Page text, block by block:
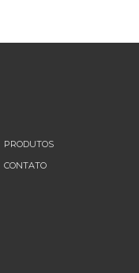
PRODUTOS
CONTATO